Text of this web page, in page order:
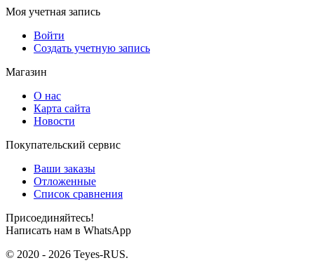
Моя учетная запись
Войти
Создать учетную запись
Магазин
О нас
Карта сайта
Новости
Покупательский сервис
Ваши заказы
Отложенные
Список сравнения
Присоединяйтесь!
Написать нам в WhatsApp
© 2020 - 2026 Teyes-RUS.